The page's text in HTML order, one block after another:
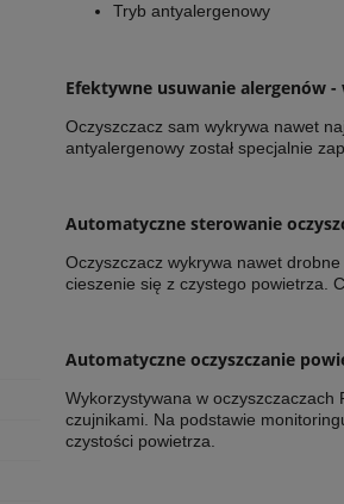
Tryb antyalergenowy
Efektywne usuwanie alergenów
Oczyszczacz sam wykrywa nawet
antyalergenowy został specjalnie
Automatyczne sterowanie
Oczyszczacz wykrywa nawet
cieszenie się z czystego powietrza.
Automatyczne oczyszczanie
Wykorzystywana w oczyszczaczach
czujnikami. Na podstawie
czystości powietrza.